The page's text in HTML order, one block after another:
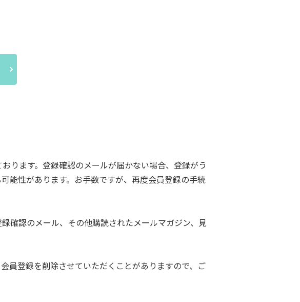
ります。登録確認のメールが届かない場合、登録がう
能性があります。お手数ですが、再度会員登録の手続
確認のメール、その他購読されたメールマガジン、見
員登録を削除させていただくことがありますので、ご